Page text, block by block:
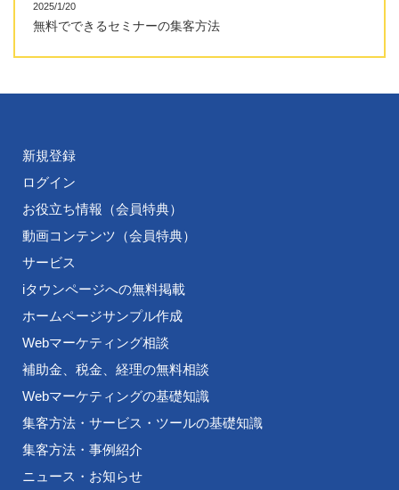
2025/1/20
無料でできるセミナーの集客方法
新規登録
ログイン
お役立ち情報（会員特典）
動画コンテンツ（会員特典）
サービス
iタウンページへの無料掲載
ホームページサンプル作成
Webマーケティング相談
補助金、税金、経理の無料相談
Webマーケティングの基礎知識
集客方法・サービス・ツールの基礎知識
集客方法・事例紹介
ニュース・お知らせ